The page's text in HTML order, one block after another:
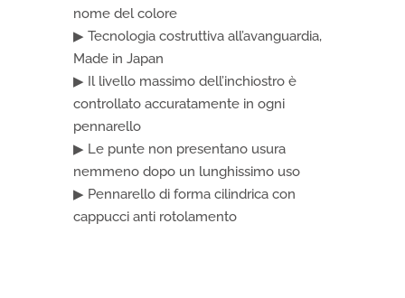
nome del colore
▶ Tecnologia costruttiva all’avanguardia,
Made in Japan
▶ Il livello massimo dell’inchiostro è
controllato accuratamente in ogni
pennarello
▶ Le punte non presentano usura
nemmeno dopo un lunghissimo uso
▶ Pennarello di forma cilindrica con
cappucci anti rotolamento